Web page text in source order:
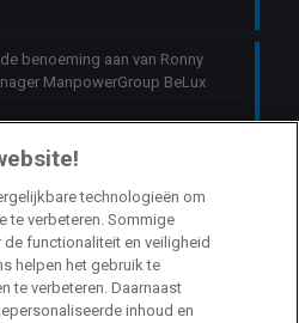
benoeming aan van Ronny
ManpowerGroup BeLux
technologieën om
te verbeteren. Sommige
functionaliteit en veiligheid
helpen het gebruik te
te verbeteren. Daarnaast
inhoud en